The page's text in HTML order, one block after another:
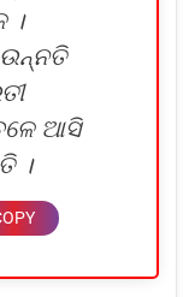
।
ଆସି
।